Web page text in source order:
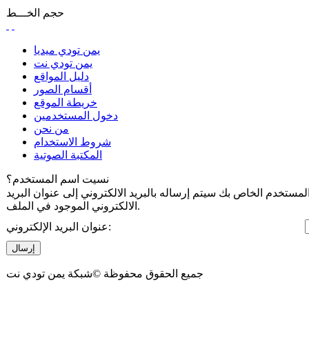
حجم الخـــط
يمن تودي ميديا
يمن تودي نت
دليل المواقع
أقسام الصور
خريطة الموقع
دخول المستخدمين
من نحن
شروط الاستخدام
المكتبة الصوتية
نسيت اسم المستخدم؟
الخاص بك سيتم إرساله بالبريد الالكتروني إلى عنوان البريد
الالكتروني الموجود في الملف.
عنوان البريد الإلكتروني:
إرسال
جميع الحقوق محفوظة ©شبكة يمن تودي نت